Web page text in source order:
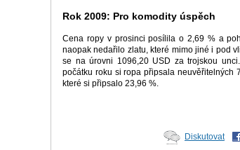
Rok 2009: Pro komodity úspěch
Cena ropy v prosinci posílila o 2,69 % a
naopak nedařilo zlatu, které mimo jiné i pod
se na úrovni 1096,20 USD za trojskou
počátku roku si ropa připsala neuvěřitelných
které si připsalo 23,96 %.
Diskutovat